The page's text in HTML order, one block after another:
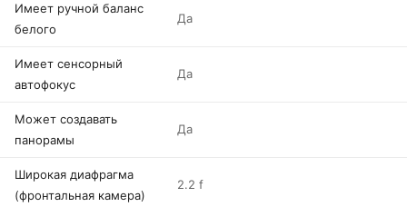
Имеет ручной баланс
белого
Да
Имеет сенсорный
автофокус
Да
Может создавать
панорамы
Да
Широкая диафрагма
(фронтальная камера)
2.2 f